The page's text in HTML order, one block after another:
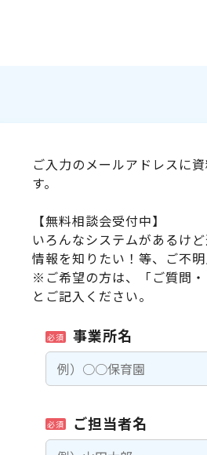
ご入力のメールアドレスに
す。
【無料相談会受付中】
いろんなシステムがあるけ
情報を知りたい！等、ご不
※ご希望の方は、「ご質問・
とご記入ください。
必須 事業所名
必須 ご担当者名